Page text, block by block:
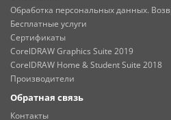
Обработка персональных данных.
Бесплатные услуги
Сертификаты
CorelDRAW Graphics Suite 2019
CorelDRAW Home & Student Suite 2018
Производители
Обратная связь
Контакты